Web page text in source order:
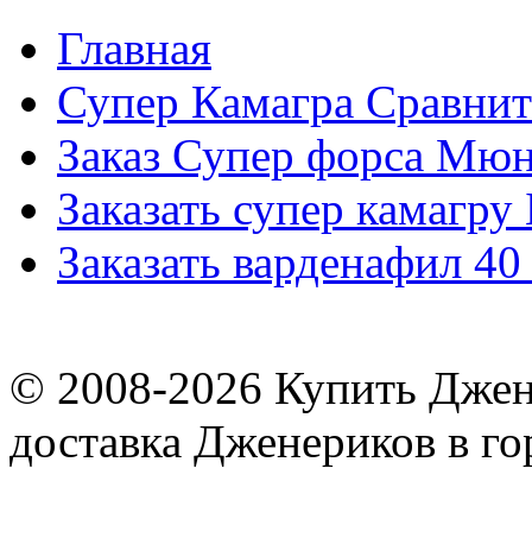
Главная
Супер Камагра
Заказ Супер форса
Заказать супер
Заказать варденафил
© 2008-2026 Купить
доставка Дженериков в